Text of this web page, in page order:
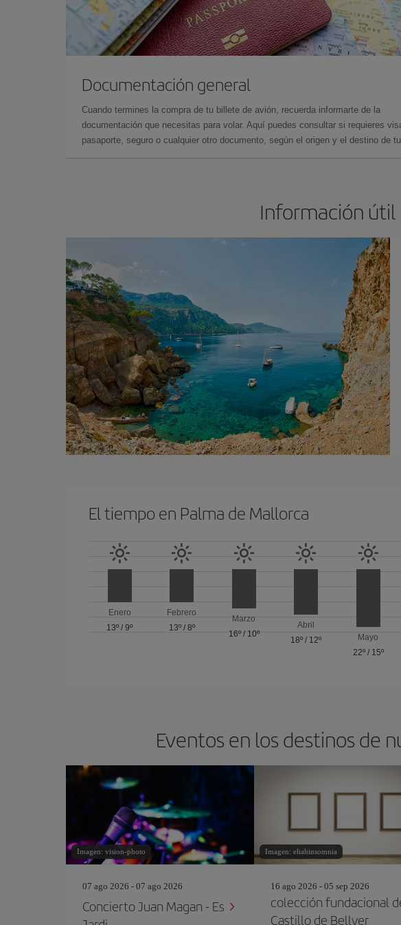
Documentación general
Cuando termines la compra de tu billete de avión, recuerda informarte de la
documentación que necesitas para volar. Aquí puedes consultar si requieres
pasaporte, seguro o cualquier otro documento, según el origen y el destino de
Información útil
El tiempo en Palma de Mallorca
Enero
13º /9º
Febrero
13º/ 8º
Marzo
16º/ 10º
Abril
18º / 12º
Mayo
22º/ 15º
Eventos en los destinos de
Imagen: vision-photo
07 ago 2026 - 07 ago 2026
Concierto Juan Magan - Es
Imagen: eliahinsomnia
16 ago 2026 - 05 sep 2026
colección fundacional
Castillo de Bellver